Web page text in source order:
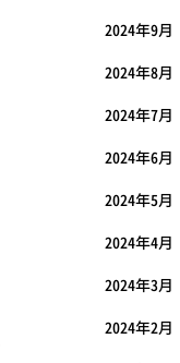
2024年9月
2024年8月
2024年7月
2024年6月
2024年5月
2024年4月
2024年3月
2024年2月